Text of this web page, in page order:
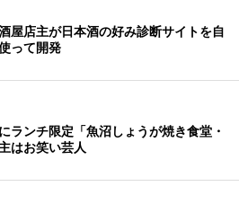
屋店主が日本酒の好み診断サイトを自
って開発
ランチ限定「魚沼しょうが焼き食堂・
はお笑い芸人